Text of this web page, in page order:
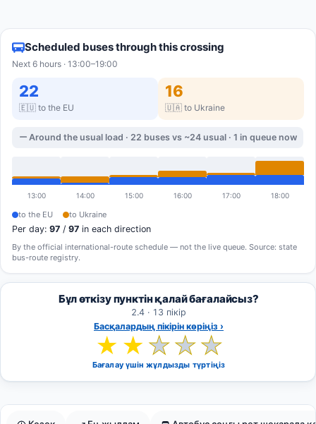
Scheduled buses through this crossing
Next 6 hours · 13:00–19:00
22
🇪🇺 to the EU
16
🇺🇦 to Ukraine
Around the usual load · 22 buses vs ~24 usual · 1 in queue now
13:00 14:00 15:00 16:00 17:00 18:00
to the EU to Ukraine
Per day: 97 / 97 in each direction
By the official international-route schedule — not the live queue. Source: state
bus-route registry.
Бұл өткізу пунктін қалай бағалайсыз?
2.4 · 13 пікір
Басқалардың пікірін көріңіз ›
★ ★ ★★★
Бағалау үшін жұлдызды түртіңіз